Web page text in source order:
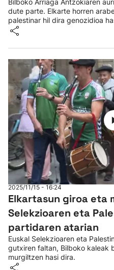
Bilboko Arriaga Antzokiaren
dute parte. Elkarte horren
palestinar hil dira genozidioa
2025/11/15 - 16:24
Elkartasun giroa eta
Selekzioaren eta
partidaren atarian
Euskal Selekzioaren eta
gutxiren faltan, Bilboko kaleak
murgiltzen hasi dira.